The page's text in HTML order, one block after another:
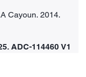
Cayoun. 2014.
ADC-114460 V1